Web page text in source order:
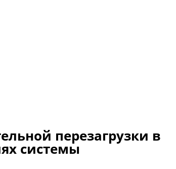
перезагрузки в
системы